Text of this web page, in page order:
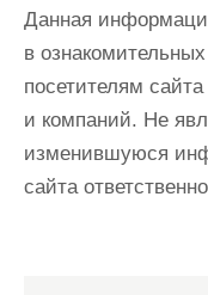
Данная
в
посетителям
и компаний. Не
изменившуюся
сайта